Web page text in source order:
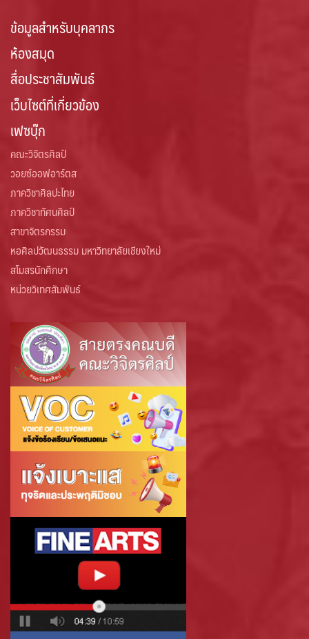
ข้อมูลสำหรับบุคลากร
ห้องสมุด
สื่อประชาสัมพันธ์
เว็บไซต์ที่เกี่ยวข้อง
เฟซบุ๊ก
คณะวิจิตรศิลป์
วอยซ์ออฟอาร์ตส
ภาควิชาศิลปะไทย
ภาควิชาทัศนศิลป์
สาขาจิตรกรรม
หอศิลปวัฒนธรรม มหาวิทยาลัยเชียงใหม่
สโมสรนักศึกษา
หน่วยวิเทศสัมพันธ์